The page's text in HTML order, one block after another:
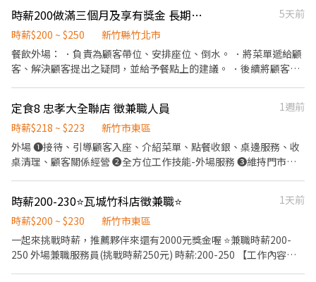
薪($2/時 ◆ 值班津貼：每小時40元(晉升幹部後 ◆ 健檢：任職滿一
年起，公司提供年度健檢照顧你的健康 ◆ 保險：除勞、健、勞退
外，公司更為你投保團保維護你的安全 ◆ 員工用餐折扣：每月任職
滿50小時，即享有乙次員工折扣優惠85折簡訊，除了自用也能分享
福利禮券 好好與家人歡慶 你旅遊我贊助，每年職福會提供你旅遊津
貼 好好享受幸福人生 ◎ 詳細工作時間於面試時告知
時薪200做滿三個月及享有獎金 長期晚班工讀生
5天前
時薪$200 ~ $250
新竹縣竹北市
餐飲外場： ．負責為顧客帶位、安排座位、倒水。 ．將菜單遞給顧
客、解決顧客提出之疑問，並給予餐點上的建議。 ．後續將顧客點
負責結帳、收銀等工作。 餐飲內場： ．擔任廚師的助手，處理烹飪
前與烹飪中之準備工作與其他餐廳相關事務。 ．負責洗、剝、削、
切各種食材。 ．負責清理工作環境、設備和餐具。 ．準備不同餐點
所需要的食材。 ．協助測量食材的容量與重量。 ．負責擺盤、打包
定食8 忠孝大全聯店 徵兼職人員
1週前
時薪$218 ~ $223
新竹市東區
外場 ❶接待、引導顧客入座、介紹菜單、點餐收銀、桌邊服務、收
桌清理、顧客關係經營 ❷全方位工作技能-外場服務 ❸維持門市整
門市整潔
時薪200-230⭐️瓦城竹科店徵兼職⭐️
1天前
時薪$200 ~ $230
新竹市東區
一起來挑戰時薪，推薦夥伴來還有2000元獎金喔 ⭐️兼職時薪200-
250 外場兼職服務員(挑戰時薪250元) 時薪:200-250 【工作內容】